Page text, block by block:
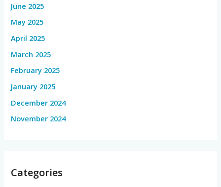
June 2025
May 2025
April 2025
March 2025
February 2025
January 2025
December 2024
November 2024
Categories